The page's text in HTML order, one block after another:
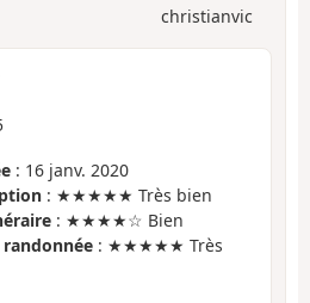
christianvic
: 16 janv. 2020
: ★★★★★ Très bien
: ★★★★☆ Bien
: ★★★★★ Très